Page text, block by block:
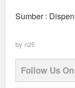
Sumber :
by n25
Follow Us On